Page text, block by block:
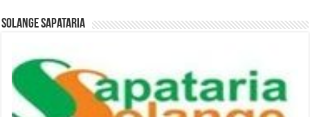
Solange Sapataria